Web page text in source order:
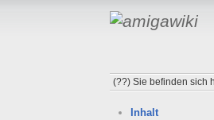
(??)Sie befinden sich
Inhalt